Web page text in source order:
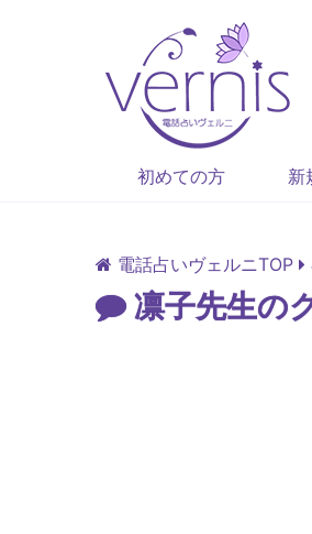
初めての方 新
電話占いヴェルニTOP
凛子先生の